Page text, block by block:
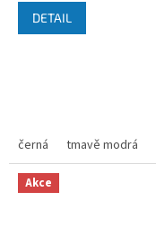
DETAIL
černá tmavě modrá
Akce